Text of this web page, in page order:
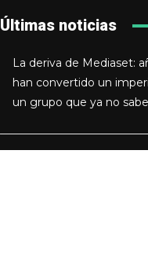
Últimas noticias
La deriva de Mediaset:
han convertido un
un grupo que ya no